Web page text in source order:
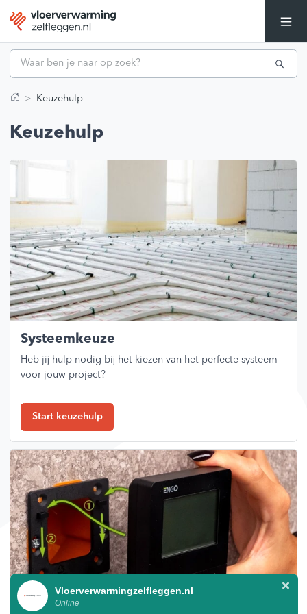
Keuzehulp
Keuzehulp
Systeemkeuze
Heb jij hulp nodig bij het kiezen van het perfecte systeem
voor jouw project?
Start keuzehulp
Vloerverwarmingzelfleggen.nl
Online